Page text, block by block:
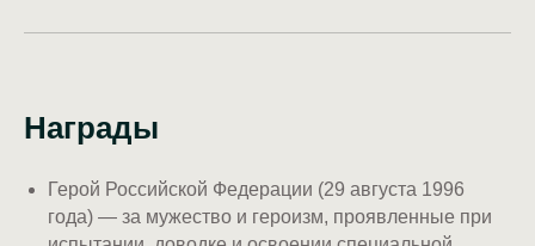
Награды
Герой Российской Федерации (29 августа 1996
года) — за мужество и героизм, проявленные при